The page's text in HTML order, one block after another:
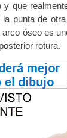
y que
punta de
óseo es
rotura.